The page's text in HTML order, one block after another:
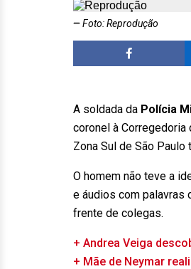
Foto: Reprodução
A soldada da Polícia
coronel à Corregedoria
Zona Sul de São
O homem não teve a
e áudios com palavras
frente de colegas.
+ Andrea Veiga
+ Mãe de Neymar